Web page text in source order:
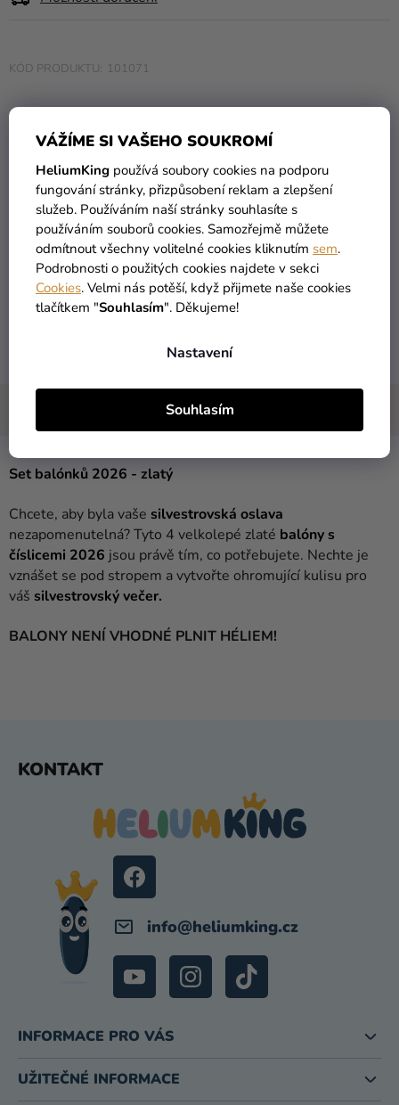
VÁŽÍME SI VAŠEHO SOUKROMÍ
HeliumKing používá soubory cookies na podporu
fungování stránky, přizpůsobení reklam a zlepšení
služeb. Používáním naší stránky souhlasíte s
používáním souborů cookies. Samozřejmě můžete
odmítnout všechny volitelné cookies kliknutím sem.
Podrobnosti o použitých cookies najdete v sekci
Cookies. Velmi nás potěší, když přijmete naše cookies
tlačítkem "Souhlasím". Děkujeme!
Nastavení
Souhlasím
produkty
Výprodej
Novinky
Naše
Tipy
101071
VŠECHNO SKLADEM
více než 30 000 produktů
DOPRAVA ZDARMA
nabízíme od 1190 Kč
Set balónků 2026 - zlatý
Chcete, aby byla vaše silvestrovská oslava
nezapomenutelná? Tyto 4 velkolepé zlaté balóny s
číslicemi 2026 jsou právě tím, co potřebujete. Nechte je
vznášet se pod stropem a vytvořte ohromující kulisu pro
váš silvestrovský večer.
BALONY NENÍ VHODNÉ PLNIT HÉLIEM!
KONTAKT
info@heliumking.cz
INFORMACE PRO VÁS
UŽITEČNÉ INFORMACE